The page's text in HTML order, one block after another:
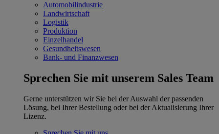
Automobilindustrie
Landwirtschaft
Logistik
Produktion
Einzelhandel
Gesundheitswesen
Bank- und Finanzwesen
Sprechen Sie mit unserem Sales Team
Gerne unterstützen wir Sie bei der Auswahl der passenden
Lösung, bei Ihrer Bestellung oder bei der Aktualisierung Ihrer
Lizenz.